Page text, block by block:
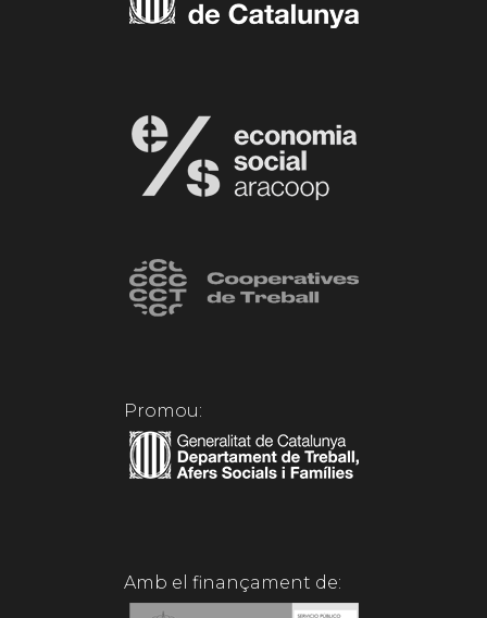
Promou:
Amb el finançament de: